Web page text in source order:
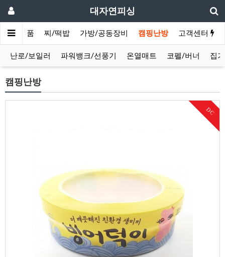
대자연피싱
채비/소품 찌/떡밥 가방/공동장비 캠핑난방 고객센터
난로/보일러 파워뱅크/선풍기 온열매트 코펠/버너 집
캠핑난방
DC